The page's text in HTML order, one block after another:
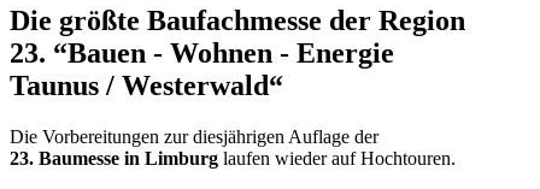
Die größte Baufachmesse der Region
23. “Bauen - Wohnen - Energie
Taunus / Westerwald“
Die Vorbereitungen zur diesjährigen Auflage der
23. Baumesse in Limburg laufen wieder auf Hochtouren.